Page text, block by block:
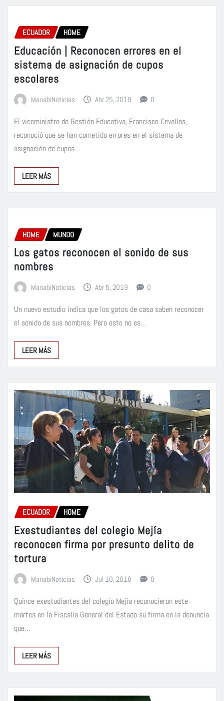
ECUADOR HOME
Educación | Reconocen errores en el
sistema de asignación de cupos
escolares
ManabiNoticias Abr 25, 2019 0
El viceministro de Gestión Educativa, Francisco Cevallos,
reconoció que se han cometido errores en el sistema de
asignación de cupos…
LEER MÁS
HOME MUNDO
Los gatos reconocen el sonido de sus
nombres
ManabiNoticias Abr 5, 2019 0
Un nuevo estudio indica que los gatos de casa saben reconocer
el sonido de sus nombres. Pero esto no es…
LEER MÁS
ECUADOR HOME
Exestudiantes del colegio Mejía
reconocen firma por presunto delito de
tortura
ManabiNoticias Jul 10, 2018 0
Quince exestudiantes del colegio Mejía reconocieron este
martes en la Fiscalía General del Estado su firma en la denuncia
que…
LEER MÁS